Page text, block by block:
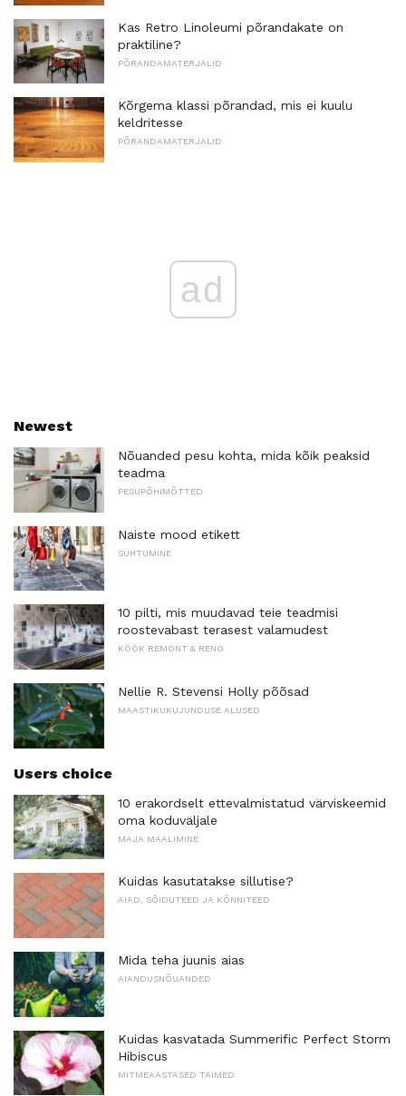
Kas Retro Linoleumi põrandakate on
praktiline?
PÕRANDAMATERJALID
Kõrgema klassi põrandad, mis ei kuulu
keldritesse
PÕRANDAMATERJALID
ad
Newest
Nõuanded pesu kohta, mida kõik peaksid
teadma
PESUPÕHIMÕTTED
Naiste mood etikett
SUHTUMINE
10 pilti, mis muudavad teie teadmisi
roostevabast terasest valamudest
KÖÖK REMONT & RENO
Nellie R. Stevensi Holly põõsad
MAASTIKUKUJUNDUSE ALUSED
Users choice
10 erakordselt ettevalmistatud värviskeemid
oma koduväljale
MAJA MAALIMINE
Kuidas kasutatakse sillutise?
AIAD, SÕIDUTEED JA KÕNNITEED
Mida teha juunis aias
AIANDUSNÕUANDED
Kuidas kasvatada Summerific Perfect Storm
Hibiscus
MITMEAASTASED TAIMED